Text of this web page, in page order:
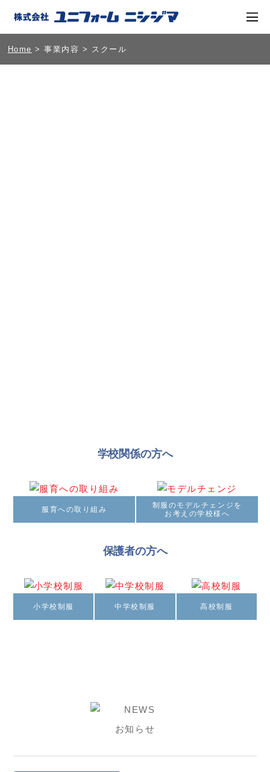
Home >事業内容 > スクール
学校関係の方へ
服育への取り組み
制服のモデルチェンジを
お考えの学校様へ
保護者の方へ
小学校制服 中学校制服 高校制服
お知らせ